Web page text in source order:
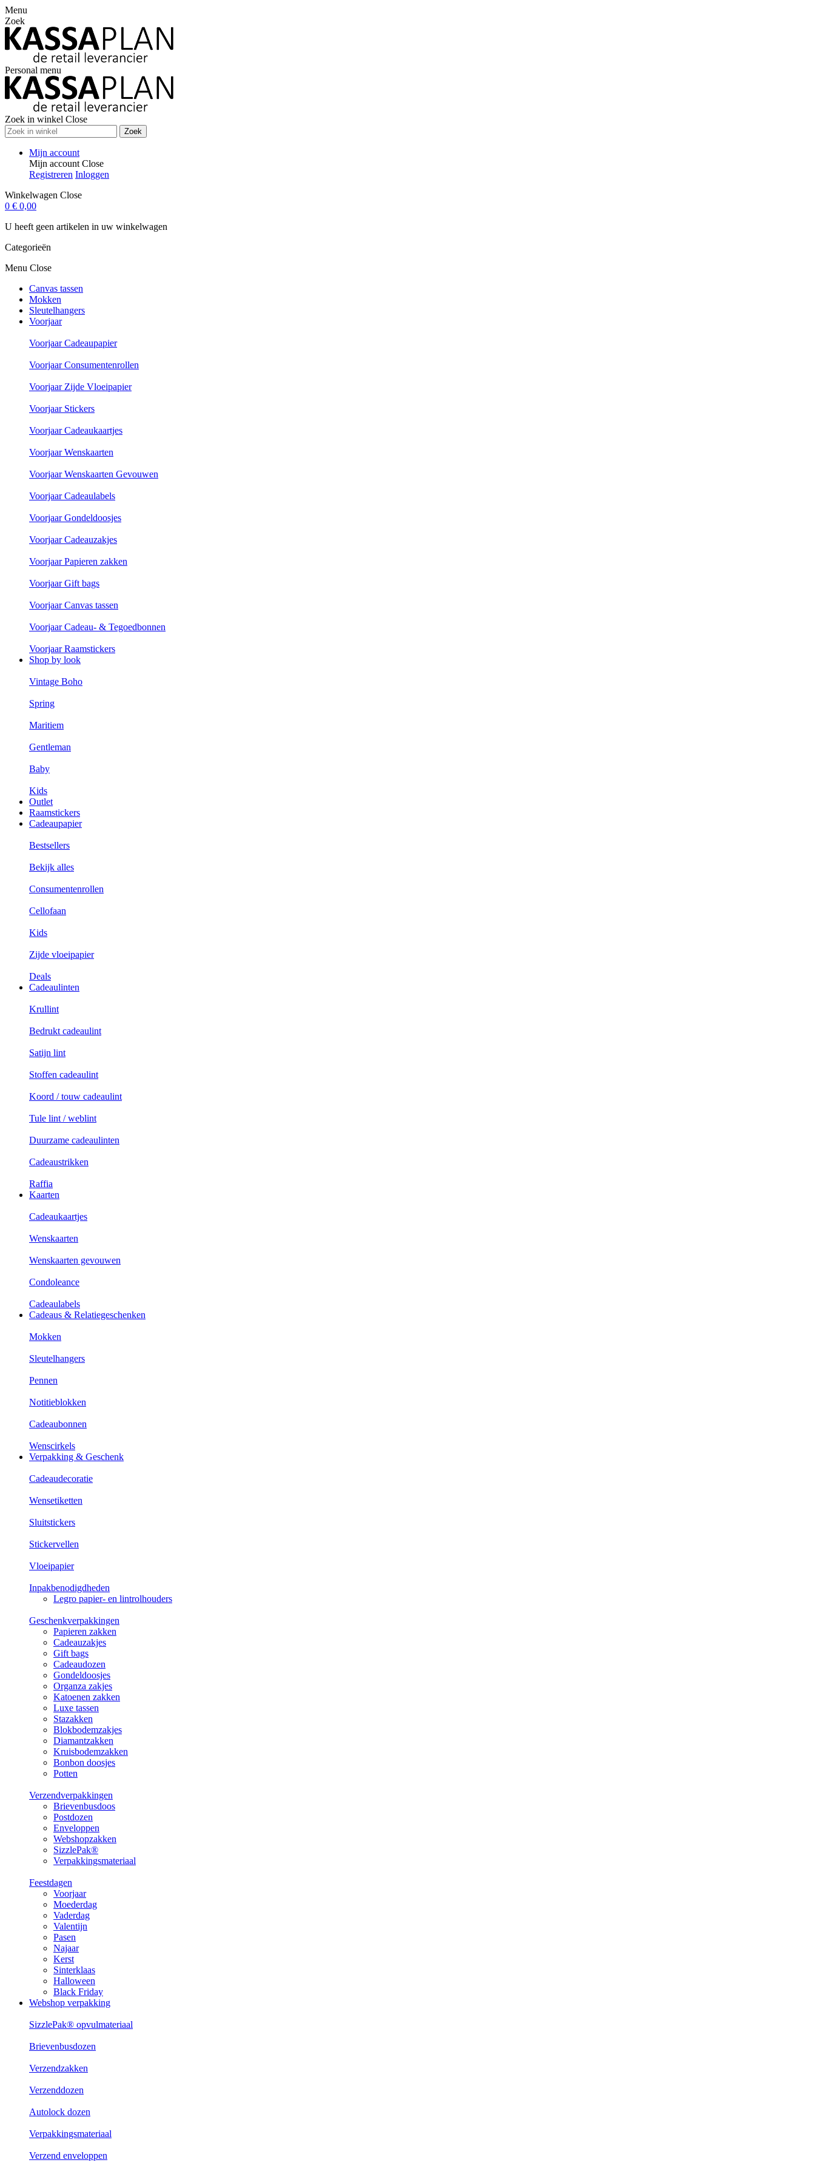
Menu
Zoek
Personal menu
Zoek in winkel Close
Zoek
Mijn account
Mijn account Close
Registreren Inloggen
Winkelwagen Close
0 € 0,00
U heeft geen artikelen in uw winkelwagen
Categorieën
Menu Close
Canvas tassen
Mokken
Sleutelhangers
Voorjaar
Voorjaar Cadeaupapier
Voorjaar Consumentenrollen
Voorjaar Zijde Vloeipapier
Voorjaar Stickers
Voorjaar Cadeaukaartjes
Voorjaar Wenskaarten
Voorjaar Wenskaarten Gevouwen
Voorjaar Cadeaulabels
Voorjaar Gondeldoosjes
Voorjaar Cadeauzakjes
Voorjaar Papieren zakken
Voorjaar Gift bags
Voorjaar Canvas tassen
Voorjaar Cadeau- & Tegoedbonnen
Voorjaar Raamstickers
Shop by look
Vintage Boho
Spring
Maritiem
Gentleman
Baby
Kids
Outlet
Raamstickers
Cadeaupapier
Bestsellers
Bekijk alles
Consumentenrollen
Cellofaan
Kids
Zijde vloeipapier
Deals
Cadeaulinten
Krullint
Bedrukt cadeaulint
Satijn lint
Stoffen cadeaulint
Koord / touw cadeaulint
Tule lint / weblint
Duurzame cadeaulinten
Cadeaustrikken
Raffia
Kaarten
Cadeaukaartjes
Wenskaarten
Wenskaarten gevouwen
Condoleance
Cadeaulabels
Cadeaus & Relatiegeschenken
Mokken
Sleutelhangers
Pennen
Notitieblokken
Cadeaubonnen
Wenscirkels
Verpakking & Geschenk
Cadeaudecoratie
Wensetiketten
Sluitstickers
Stickervellen
Vloeipapier
Inpakbenodigdheden
Legro papier- en lintrolhouders
Geschenkverpakkingen
Papieren zakken
Cadeauzakjes
Gift bags
Cadeaudozen
Gondeldoosjes
Organza zakjes
Katoenen zakken
Luxe tassen
Stazakken
Blokbodemzakjes
Diamantzakken
Kruisbodemzakken
Bonbon doosjes
Potten
Verzendverpakkingen
Brievenbusdoos
Postdozen
Enveloppen
Webshopzakken
SizzlePak®
Verpakkingsmateriaal
Feestdagen
Voorjaar
Moederdag
Vaderdag
Valentijn
Pasen
Najaar
Kerst
Sinterklaas
Halloween
Black Friday
Webshop verpakking
SizzlePak® opvulmateriaal
Brievenbusdozen
Verzendzakken
Verzenddozen
Autolock dozen
Verpakkingsmateriaal
Verzend enveloppen